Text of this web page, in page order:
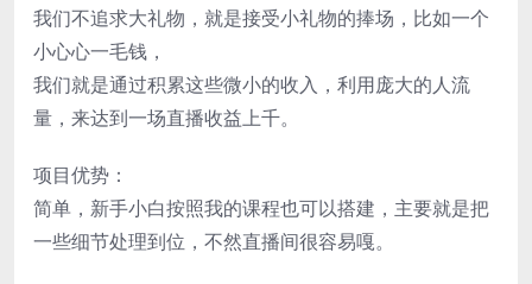
我们不追求大礼物，就是接受小礼物的捧场，比如一个
小心心一毛钱，
我们就是通过积累这些微小的收入，利用庞大的人流
量，来达到一场直播收益上千。
项目优势：
简单，新手小白按照我的课程也可以搭建，主要就是把
一些细节处理到位，不然直播间很容易嘎。